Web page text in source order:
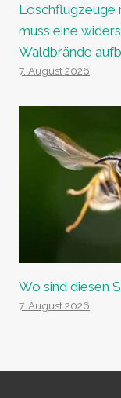
Löschflugzeuge
muss eine
Waldbrände
7. August 2026
Wo sind diesen
7. August 2026